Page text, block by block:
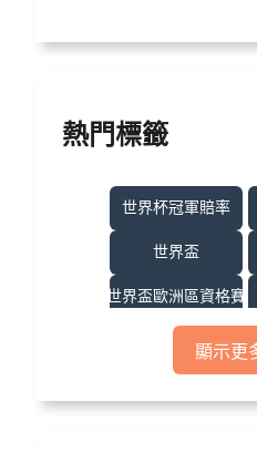
熱門標籤
世界杯冠軍賠率
世界盃
世界盃歐洲區資格賽
世界盃足球顯示更